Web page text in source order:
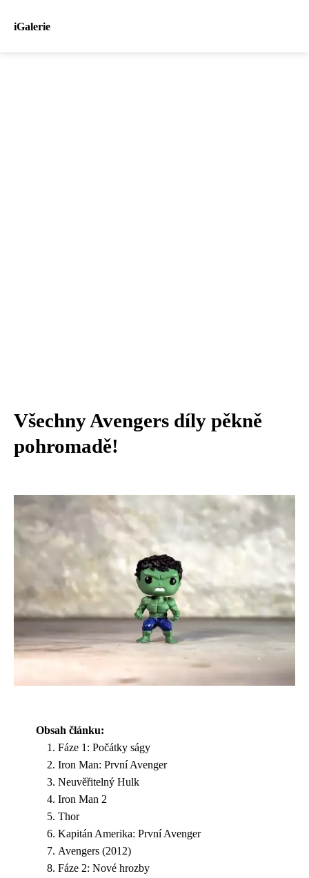
iGalerie
Všechny Avengers díly pěkně
pohromadě!
Obsah článku:
Fáze 1: Počátky ságy
Iron Man: První Avenger
Neuvěřitelný Hulk
Iron Man 2
Thor
Kapitán Amerika: První Avenger
Avengers (2012)
Fáze 2: Nové hrozby